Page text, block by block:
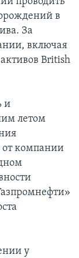
в
За
включая
British
и
летом
от компании
у